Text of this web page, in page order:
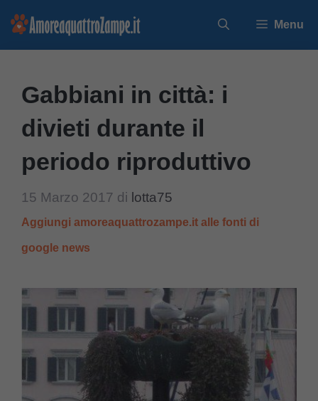
Vai
Menu
Gabbiani in città: i
divieti durante il
periodo riproduttivo
15 Marzo 2017 di lotta75
Aggiungi amoreaquattrozampe.it alle fonti di
google news